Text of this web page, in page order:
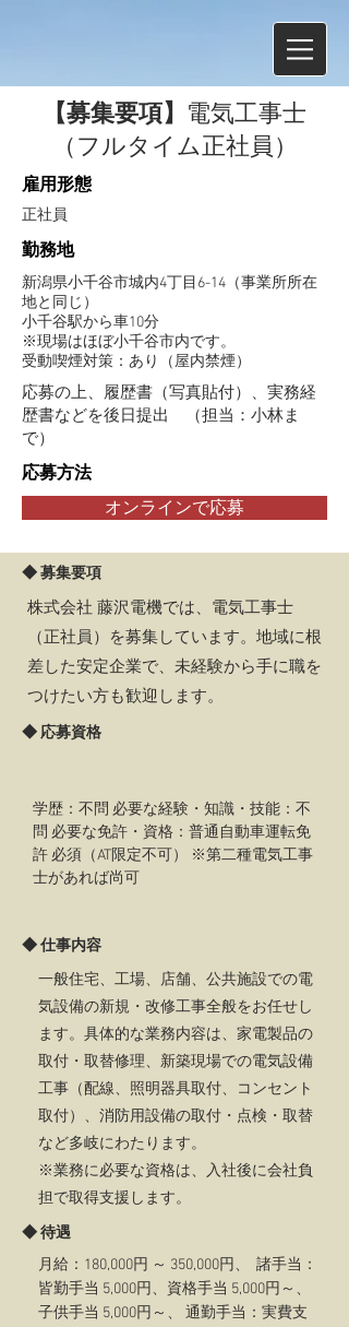
【募集要項】 電気工事士
（フルタイム正社員）
​雇用形態
正社員
​勤務地
新潟県小千谷市城内4丁目6-14（事業所所在
地と同じ）
小千谷駅から車10分
※現場はほぼ小千谷市内です。
受動喫煙対策：あり（屋内禁煙）
応募の上、履歴書（写真貼付）、実務経
歴書などを後日提出 （担当：小林ま
で）
応募方法
オンラインで応募
◆ 募集要項
株式会社 藤沢電機では、電気工事士
（正社員）を募集しています。地域に根
差した安定企業で、未経験から手に職を
つけたい方も歓迎します。
◆ 応募資格
学歴：不問 必要な経験・知識・技能：不
問 必要な免許・資格：普通自動車運転免
許 必須（AT限定不可） ※第二種電気工事
士があれば尚可
◆ 仕事内容
一般住宅、工場、店舗、公共施設での電
気設備の新規・改修工事全般をお任せし
ます。具体的な業務内容は、家電製品の
取付・取替修理、新築現場での電気設備
工事（配線、照明器具取付、コンセント
取付）、消防用設備の取付・点検・取替
など多岐にわたります。
※業務に必要な資格は、入社後に会社負
担で取得支援します。
◆ 待遇
月給：180,000円 ～ 350,000円、 諸手当：
皆勤手当 5,000円、資格手当 5,000円～、
子供手当 5,000円～、 通勤手当：実費支